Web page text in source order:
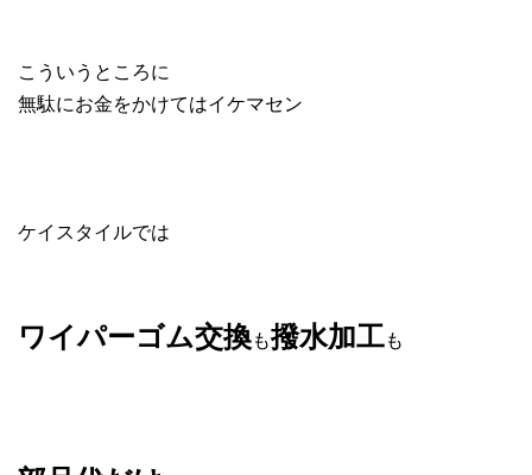
こういうところに
無駄にお金をかけてはイケマセン
ケイスタイルでは
ワイパーゴム交換も撥水加工も